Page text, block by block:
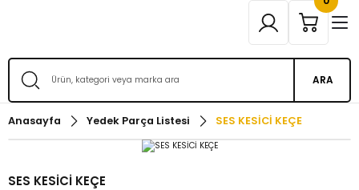
ARA
Anasayfa Yedek Parça Listesi SES KESİCİ KEÇE
SES KESİCİ KEÇE